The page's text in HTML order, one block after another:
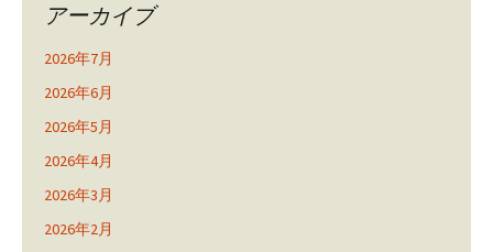
アーカイブ
2026年7月
2026年6月
2026年5月
2026年4月
2026年3月
2026年2月